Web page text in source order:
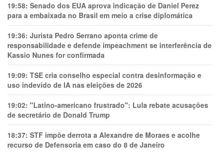
19:58: Senado dos EUA aprova indicação de Daniel Perez
para a embaixada no Brasil em meio a crise diplomática
19:36: Jurista Pedro Serrano aponta crime de
responsabilidade e defende impeachment se interferência de
Kassio Nunes for confirmada
19:09: TSE cria conselho especial contra desinformação e
uso indevido de IA nas eleições de 2026
19:02: "Latino-americano frustrado": Lula rebate acusações
de secretário de Donald Trump
18:37: STF impõe derrota a Alexandre de Moraes e acolhe
recurso de Defensoria em caso do 8 de Janeiro